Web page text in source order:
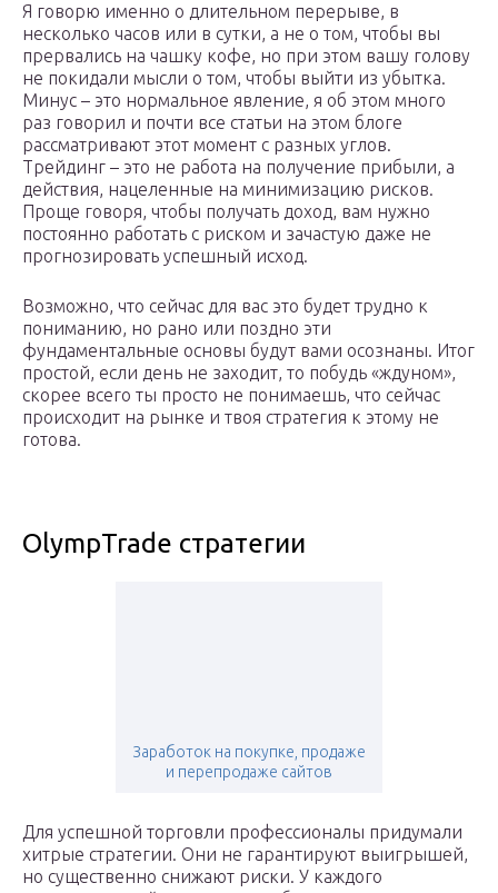
Я говорю именно о длительном перерыве, в
несколько часов или в сутки, а не о том, чтобы вы
прервались на чашку кофе, но при этом вашу голову
не покидали мысли о том, чтобы выйти из убытка.
Минус – это нормальное явление, я об этом много
раз говорил и почти все статьи на этом блоге
рассматривают этот момент с разных углов.
Трейдинг – это не работа на получение прибыли, а
действия, нацеленные на минимизацию рисков.
Проще говоря, чтобы получать доход, вам нужно
постоянно работать с риском и зачастую даже не
прогнозировать успешный исход.
Возможно, что сейчас для вас это будет трудно к
пониманию, но рано или поздно эти
фундаментальные основы будут вами осознаны. Итог
простой, если день не заходит, то побудь «ждуном»,
скорее всего ты просто не понимаешь, что сейчас
происходит на рынке и твоя стратегия к этому не
готова.
OlympTrade стратегии
Заработок на покупке, продаже
и перепродаже сайтов
Для успешной торговли профессионалы придумали
хитрые стратегии. Они не гарантируют выигрышей,
но существенно снижают риски. У каждого